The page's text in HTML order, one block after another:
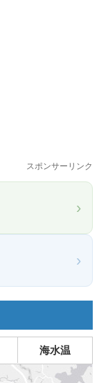
スポンサーリンク
›
›
海水温